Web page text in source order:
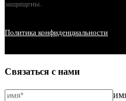
защищены.
Политика конфиденциальности
Связаться с нами